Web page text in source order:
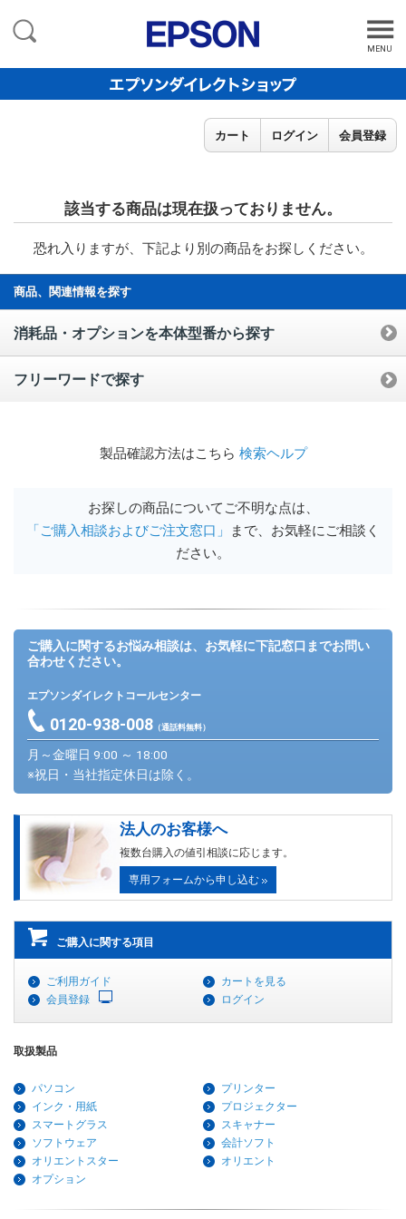
MENU
カート ログイン 会員登録
該当する商品は現在扱っておりません。
恐れ入りますが、下記より別の商品をお探しください。
商品、関連情報を探す
消耗品・オプションを本体型番から探す
フリーワードで探す
製品確認方法はこちら 検索ヘルプ
お探しの商品についてご不明な点は、
「ご購入相談およびご注文窓口」
まで、お気軽にご相談く
ださい。
ご購入に関するお悩み相談は、お気軽に下記窓口までお問い
合わせください。
エプソンダイレクトコールセンター
0120-938-008（通話料無料）
月～金曜日 9:00 ～ 18:00
※祝日・当社指定休日は除く。
法人のお客様へ
複数台購入の値引相談に応じます。
専用フォームから申し込む
ご購入に関する項目
ご利用ガイド
カートを見る
会員登録
ログイン
取扱製品
パソコン
プリンター
インク・用紙
プロジェクター
スマートグラス
スキャナー
ソフトウェア
会計ソフト
オリエントスター
オリエント
オプション